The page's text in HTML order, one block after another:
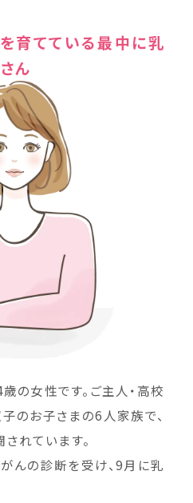
育てている最中に乳
ん
の女性です。ご主人・高校
のお子さまの6人家族で、
れています。
んの診断を受け、9月に乳